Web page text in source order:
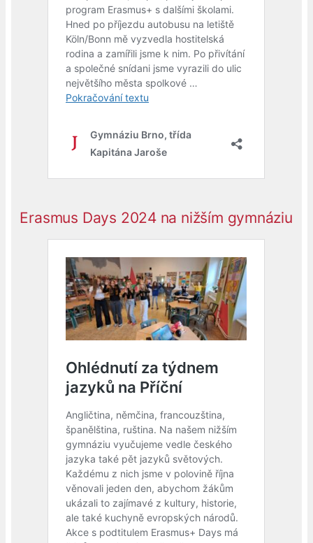
Erasmus Days 2024 na nižším gymnáziu